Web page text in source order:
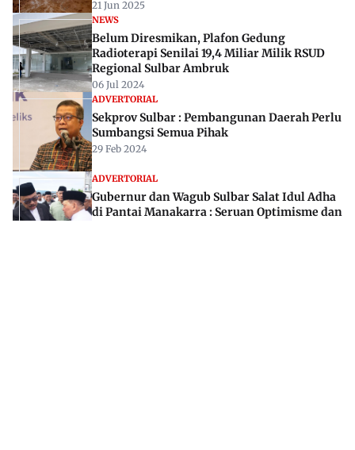
21 Jun 2025
NEWS
Belum Diresmikan, Plafon Gedung
Radioterapi Senilai 19,4 Miliar Milik RSUD
Regional Sulbar Ambruk
06 Jul 2024
ADVERTORIAL
Sekprov Sulbar : Pembangunan Daerah Perlu
Sumbangsi Semua Pihak
29 Feb 2024
ADVERTORIAL
Gubernur dan Wagub Sulbar Salat Idul Adha
di Pantai Manakarra : Seruan Optimisme dan